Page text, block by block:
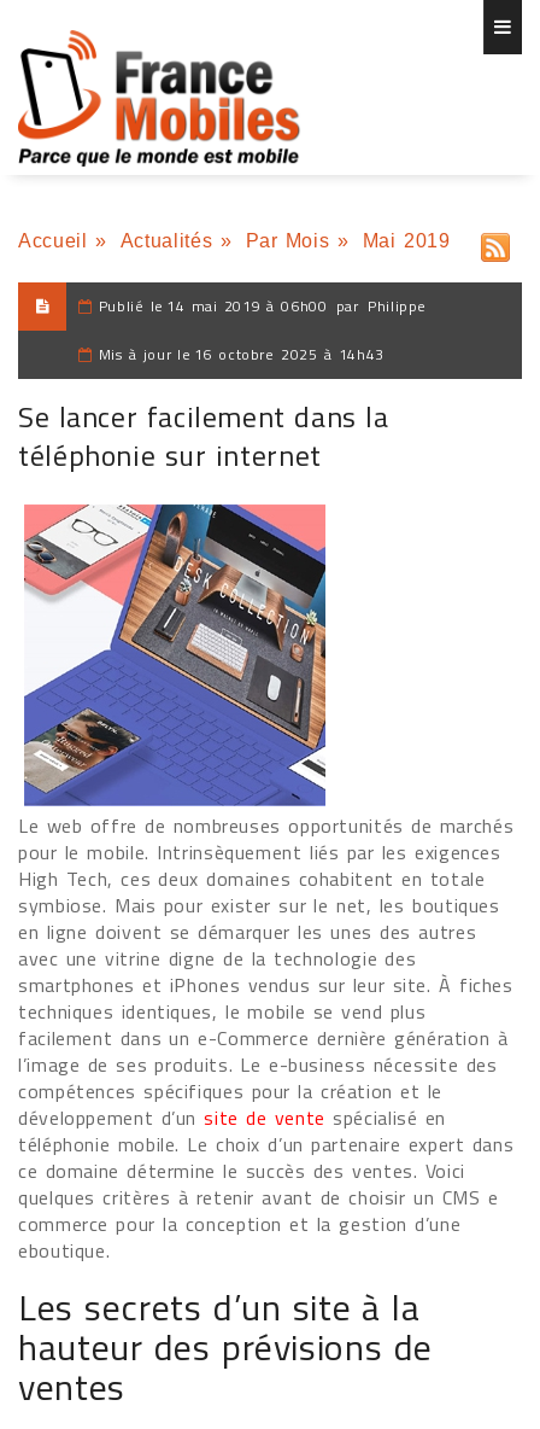
Accueil » Actualités » Par Mois » Mai 2019
Publié le 14 mai 2019 à 06h00 par Philippe
Mis à jour le 16 octobre 2025 à 14h43
Se lancer facilement dans la
téléphonie sur internet
Le web offre de nombreuses opportunités de marchés
pour le mobile. Intrinsèquement liés par les exigences
High Tech, ces deux domaines cohabitent en totale
symbiose. Mais pour exister sur le net, les boutiques
en ligne doivent se démarquer les unes des autres
avec une vitrine digne de la technologie des
smartphones et iPhones vendus sur leur site. À fiches
techniques identiques, le mobile se vend plus
facilement dans un e-Commerce dernière génération à
l’image de ses produits. Le e-business nécessite des
compétences spécifiques pour la création et le
développement d’unsite de vente spécialisé en
téléphonie mobile. Le choix d’un partenaire expert dans
ce domaine détermine le succès des ventes. Voici
quelques critères à retenir avant de choisir un CMS e
commerce pour la conception et la gestion d’une
eboutique.
Les secrets d’un site à la
hauteur des prévisions de
ventes